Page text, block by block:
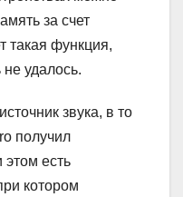
за счет
такая функция,
удалось.
звука, в то
получил
этом есть
котором